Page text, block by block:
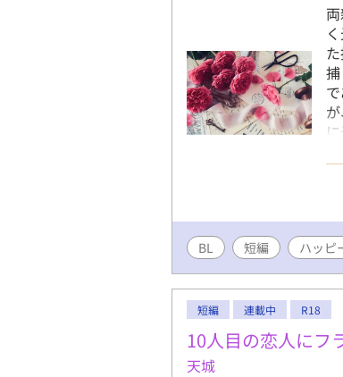
BL 短編 ハッピ
短編 連載中 R18
10人目の恋人にフ
天城